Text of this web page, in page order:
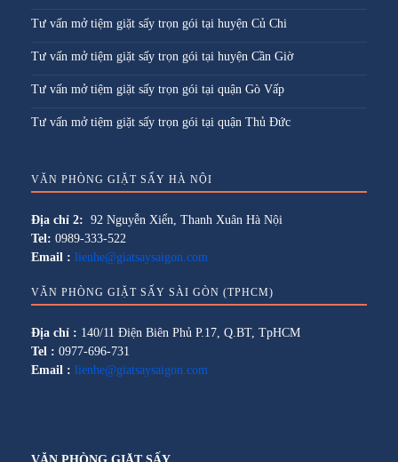
Tư vấn mở tiệm giặt sấy trọn gói tại huyện Củ Chi
Tư vấn mở tiệm giặt sấy trọn gói tại huyện Cần Giờ
Tư vấn mở tiệm giặt sấy trọn gói tại quận Gò Vấp
Tư vấn mở tiệm giặt sấy trọn gói tại quận Thủ Đức
VĂN PHÒNG GIẶT SẤY HÀ NỘI
Địa chỉ 2: 92 Nguyễn Xiển, Thanh Xuân Hà Nội
Tel: 0989-333-522
Email : lienhe@giatsaysaigon.com
VĂN PHÒNG GIẶT SẤY SÀI GÒN (TPHCM)
Địa chỉ : 140/11 Điện Biên Phủ P.17, Q.BT, TpHCM
Tel : 0977-696-731
Email : lienhe@giatsaysaigon.com